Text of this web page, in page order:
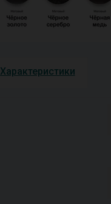
Характеристики